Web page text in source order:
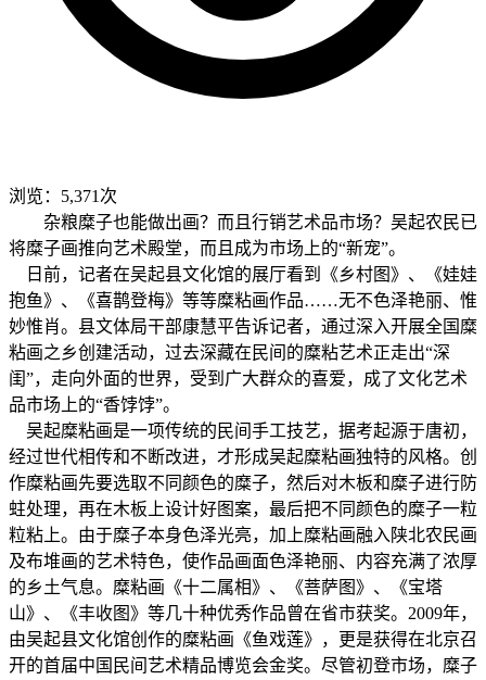
浏览：5,371次
杂粮糜子也能做出画？而且行销艺术品市场？吴起农民已
将糜子画推向艺术殿堂，而且成为市场上的“新宠”。
日前，记者在吴起县文化馆的展厅看到《乡村图》、《娃娃
抱鱼》、《喜鹊登梅》等等糜粘画作品……无不色泽艳丽、惟
妙惟肖。县文体局干部康慧平告诉记者，通过深入开展全国糜
粘画之乡创建活动，过去深藏在民间的糜粘艺术正走出“深
闺”，走向外面的世界，受到广大群众的喜爱，成了文化艺术
品市场上的“香饽饽”。
吴起糜粘画是一项传统的民间手工技艺，据考起源于唐初，
经过世代相传和不断改进，才形成吴起糜粘画独特的风格。创
作糜粘画先要选取不同颜色的糜子，然后对木板和糜子进行防
蛀处理，再在木板上设计好图案，最后把不同颜色的糜子一粒
粒粘上。由于糜子本身色泽光亮，加上糜粘画融入陕北农民画
及布堆画的艺术特色，使作品画面色泽艳丽、内容充满了浓厚
的乡土气息。糜粘画《十二属相》、《菩萨图》、《宝塔
山》、《丰收图》等几十种优秀作品曾在省市获奖。2009年，
由吴起县文化馆创作的糜粘画《鱼戏莲》，更是获得在北京召
开的首届中国民间艺术精品博览会金奖。尽管初登市场，糜子